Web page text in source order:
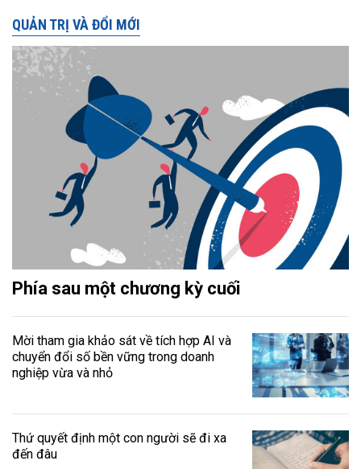
QUẢN TRỊ VÀ ĐỔI MỚI
Phía sau một chương kỳ cuối
Mời tham gia khảo sát về tích hợp AI và
chuyển đổi số bền vững trong doanh
nghiệp vừa và nhỏ
Thứ quyết định một con người sẽ đi xa
đến đâu